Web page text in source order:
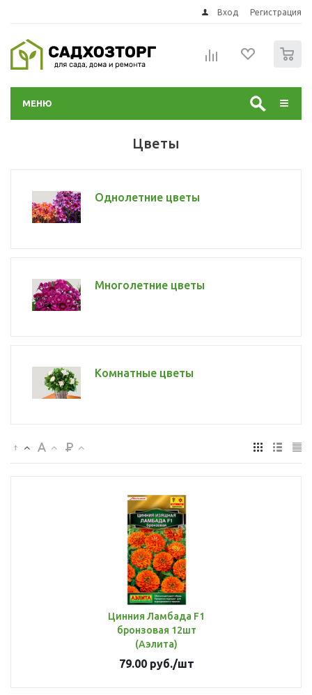
Вход Регистрация
МЕНЮ
Цветы
Однолетние цветы
Многолетние цветы
Комнатные цветы
Цинния Ламбада F1
бронзовая 12шт
(Аэлита)
79.00руб./шт